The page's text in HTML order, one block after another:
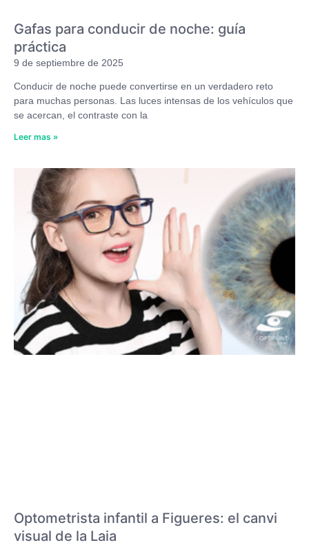
Gafas para conducir de noche: guía
práctica
9 de septiembre de 2025
Conducir de noche puede convertirse en un verdadero reto
para muchas personas. Las luces intensas de los vehículos que
se acercan, el contraste con la
Leer mas »
Optometrista infantil a Figueres: el canvi
visual de la Laia